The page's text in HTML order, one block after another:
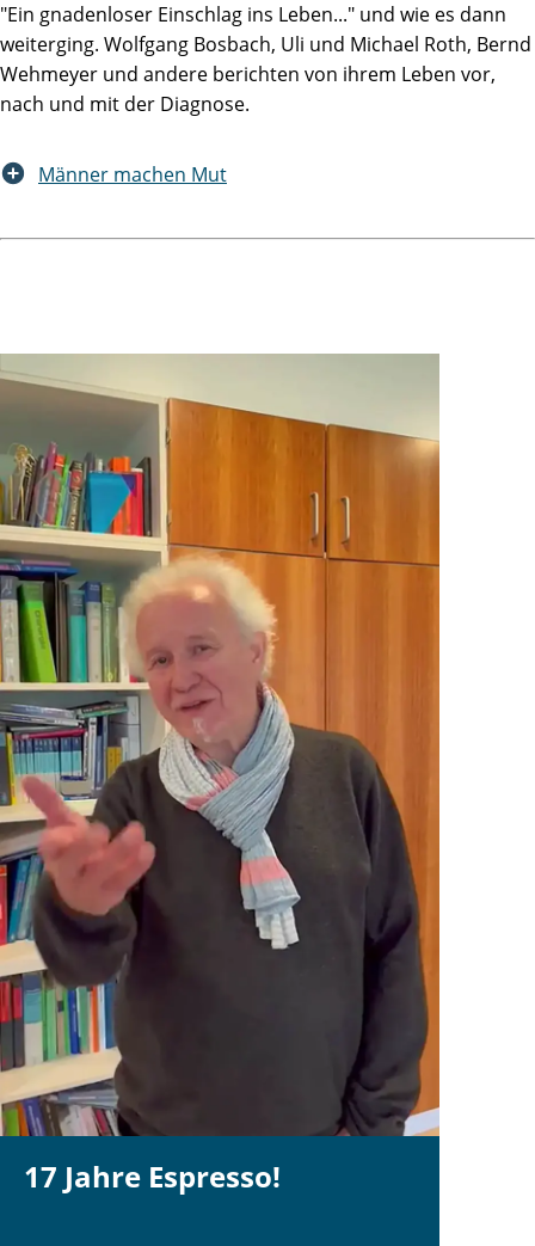
"Ein gnadenloser Einschlag ins Leben..." und wie es dann
weiterging. Wolfgang Bosbach, Uli und Michael Roth, Bernd
Wehmeyer und andere berichten von ihrem Leben vor,
nach und mit der Diagnose.
Männer machen Mut
17 Jahre Espresso!